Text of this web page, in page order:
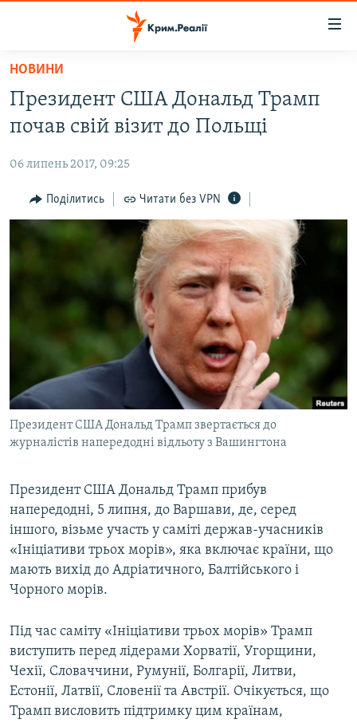
Перейти
основного
матеріалу
до
навігації
Перейти
ВОДА.КРИМ
ПОЛІТИКА
БЛОГИ
ПОГЛЯД
ВСЕ ЗА ДЕНЬ
ДЕПОРТАЦІЯ
ВІДЕОУРОКИ «ELIFBE»
СВІДЧЕННЯ ОКУПАЦІЇ
УКРАЇНСЬКА ПРОБЛЕМА КРИМУ
ЯК ОБІЙТИ БЛОКУВАННЯ
Русский
Qırımtatar
Усі сайти RFE/RL
НОВИНИ
Президент США Дональд Трамп
почав свій візит до Польщі
06 липень 2017, 09:25
Поділитись Читати без VPN
Президент США Дональд Трамп звертається до
журналістів напередодні відльоту з Вашингтона
Президент США Дональд Трамп прибув
напередодні, 5 липня, до Варшави, де, серед
іншого, візьме участь у саміті держав-учасників
«Ініціативи трьох морів», яка включає країни, що
мають вихід до Адріатичного, Балтійського і
Чорного морів.
Під час саміту «Ініціативи трьох морів» Трамп
виступить перед лідерами Хорватії, Угорщини,
Чехії, Словаччини, Румунії, Болгарії, Литви,
Естонії, Латвії, Словенії та Австрії. Очікується, що
Трамп висловить підтримку цим країнам,